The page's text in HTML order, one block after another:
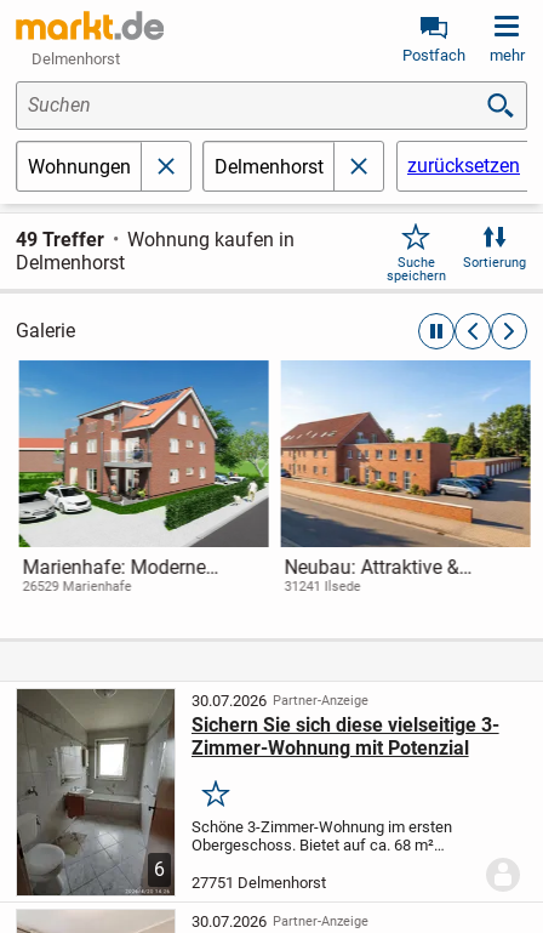
Delmenhorst Postfach mehr
Suchen
Wohnungen schließenDelmenhorst schließenzurücksetzen
49 Treffer
Wohnung kaufen in
Delmenhorst
Suche
speichern
Sortierung
Galerie automatische
Marienhafe: Moderne
Eigentumswohnung im
26529 Marienhafe
Neubau: Attraktive &
moderne 3-Zimmer
Sonnenterrasse
31241 Ilsede
6
30.07.2026 Partner-Anzeige
Sichern Sie sich diese vielseitige 3-
Zimmer-Wohnung mit Potenzial
Merken
Schöne 3-Zimmer-Wohnung im ersten
Obergeschoss. Bietet auf ca. 68 m²
Verwirklichung individueller Wohnideen.
Dank des durchdachten Grundrisses und
der gut...
27751 Delmenhorst
30.07.2026 Partner-Anzeige